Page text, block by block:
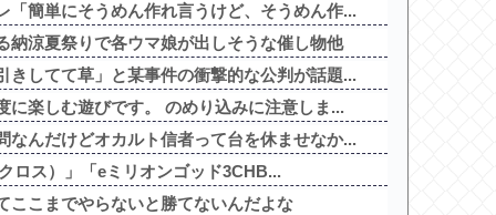
「簡単にそうめん作れ言うけど、そうめん作...
納涼夏祭りで各ウマ娘が出しそうな催し物他
きしてて草」と某事件の衝撃的な公判が話題...
に楽しむ遊びです。 のめり込みに注意しま...
なんだけどオカルト信者って台を休ませなか...
ロス）」「eミリオンゴッド3CHB...
ここまでやらないと勝てないんだよな